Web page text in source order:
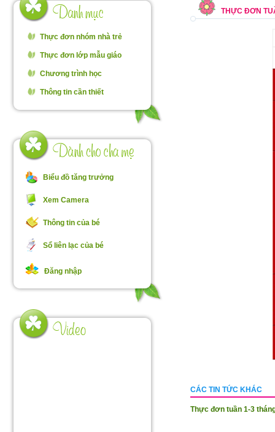
Thực đơn nhóm nhà trẻ
Thực đơn lớp mẫu giáo
Chương trình học
Thông tin cần thiết
Biểu đồ tăng trưởng
Xem Camera
Thông tin của bé
Sổ liên lạc của bé
Đăng nhập
THỰC ĐƠN
CÁC TIN TỨC KHÁC
Thực đơn tuần 1-3